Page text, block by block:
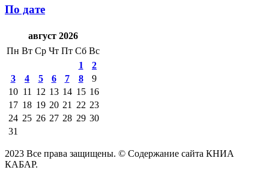
По дате
август 2026
Пн Вт Ср Чт Пт Сб Вс
1
2
3
4 5 6 7 8
9
10 11 12 13 14 15 16
17 18 19 20 21 22 23
24 25 26 27 28 29 30
31
2023 Все права защищены. © Содержание сайта КНИА
КАБАР.